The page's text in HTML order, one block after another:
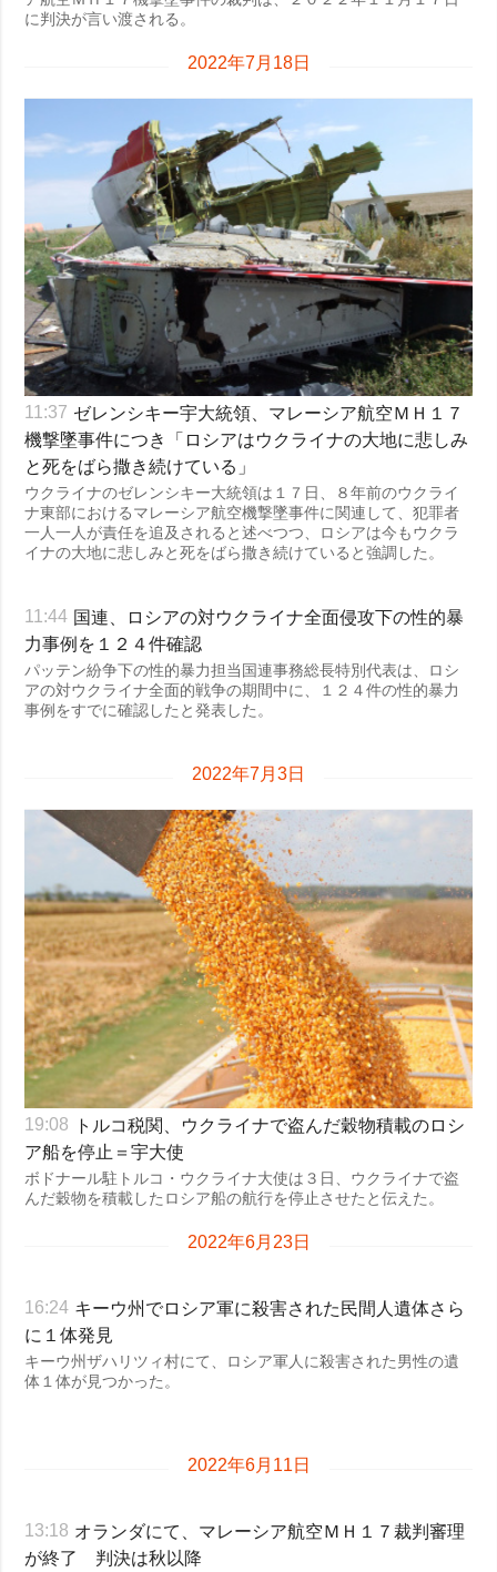
に判決が言い渡される。
2022年7月18日
11:37 ゼレンシキー宇大統領、マレーシア航空ＭＨ１７
機撃墜事件につき「ロシアはウクライナの大地に悲しみ
と死をばら撒き続けている」
ウクライナのゼレンシキー大統領は１７日、８年前のウクライ
ナ東部におけるマレーシア航空機撃墜事件に関連して、犯罪者
一人一人が責任を追及されると述べつつ、ロシアは今もウクラ
イナの大地に悲しみと死をばら撒き続けていると強調した。
11:44 国連、ロシアの対ウクライナ全面侵攻下の性的暴
力事例を１２４件確認
パッテン紛争下の性的暴力担当国連事務総長特別代表は、ロシ
アの対ウクライナ全面的戦争の期間中に、１２４件の性的暴力
事例をすでに確認したと発表した。
2022年7月3日
19:08
トルコ税関、ウクライナで盗んだ穀物積載のロシ
ア船を停止＝宇大使
ボドナール駐トルコ・ウクライナ大使は３日、ウクライナで盗
んだ穀物を積載したロシア船の航行を停止させたと伝えた。
2022年6月23日
16:24 キーウ州でロシア軍に殺害された民間人遺体さら
に１体発見
キーウ州ザハリツィ村にて、ロシア軍人に殺害された男性の遺
体１体が見つかった。
2022年6月11日
13:18 オランダにて、マレーシア航空ＭＨ１７裁判審理
が終了 判決は秋以降